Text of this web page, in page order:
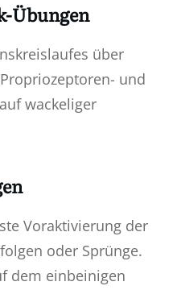
Übungen
über
und
wackeliger
Voraktivierung der
oder Sprünge.
dem einbeinigen